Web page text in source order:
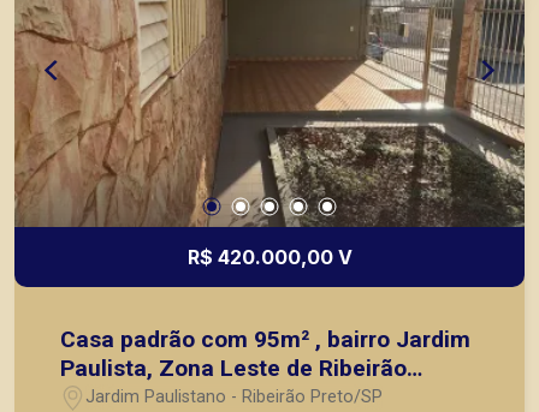
R$ 420.000,00 V
Casa padrão com 95m² , bairro Jardim
Paulista, Zona Leste de Ribeirão
Preto/SP.
Jardim Paulistano - Ribeirão Preto/SP